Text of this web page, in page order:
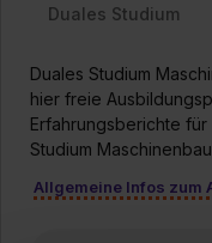
Duales Studium
Duales Studium
hier freie
Erfahrungsberichte für
Studium Maschinenbau
Allgemeine Infos zum